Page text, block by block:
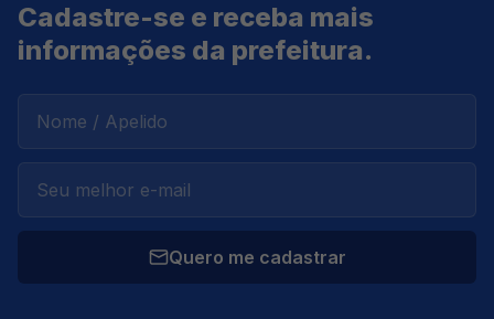
Cadastre-se e receba mais
informações da prefeitura.
Quero me cadastrar